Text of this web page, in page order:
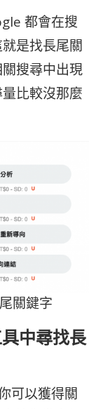
都會在搜
是找長尾關
搜尋中出現
比較沒那麼
關鍵字
中尋找長
可以獲得關